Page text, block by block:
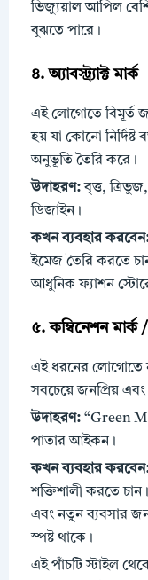
ভিজ্যুয়াল আপিল
বুঝতে পারে।
৪. অ্যাবস্ট্র্যাক্ট মার্ক
এই লোগোতে বিমূর্ত
হয় যা কোনো নির্দিষ্ট
অনুভূতি তৈরি করে।
উদাহরণ:বৃত্ত,
ডিজাইন।
কখন ব্যবহার
ইমেজ তৈরি করতে
আধুনিক ফ্যাশন
৫. কম্বিনেশন
এই ধরনের লোগোতে
সবচেয়ে জনপ্রিয়
উদাহরণ: “Green
পাতার আইকন।
কখন ব্যবহার
শক্তিশালী করতে
এবং নতুন ব্যবসার
স্পষ্ট থাকে।
এই পাঁচটি স্টাইল